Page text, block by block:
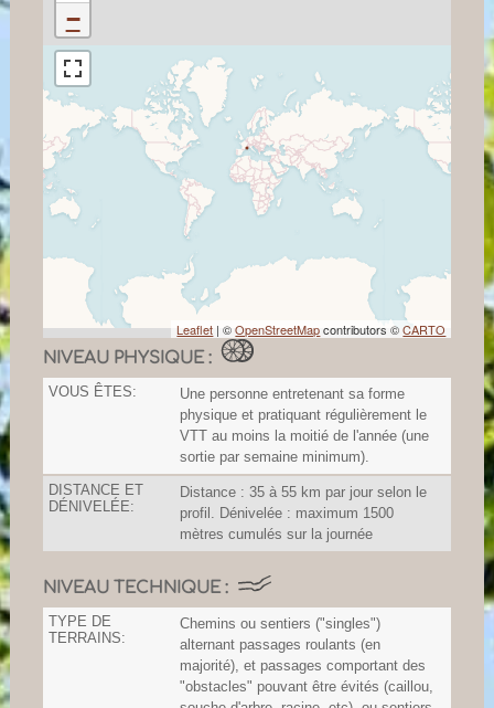
−
Leaflet | ©OpenStreetMapcontributors ©CARTO
NIVEAU PHYSIQUE :
VOUS ÊTES:
Une personne entretenant sa forme
physique et pratiquant régulièrement le
VTT au moins la moitié de l'année (une
sortie par semaine minimum).
DISTANCE ET
DÉNIVELÉE:
Distance : 35 à 55 km par jour selon le
profil. Dénivelée : maximum 1500
mètres cumulés sur la journée
NIVEAU TECHNIQUE :
TYPE DE
TERRAINS:
Chemins ou sentiers ("singles")
alternant passages roulants (en
majorité), et passages comportant des
"obstacles" pouvant être évités (caillou,